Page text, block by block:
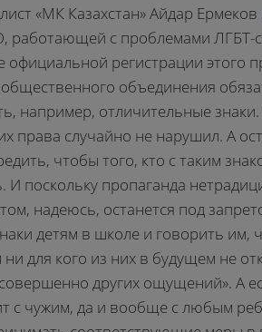
«МК Казахстан» Айдар Ермеков
работающей с проблемами ЛГБТ-
официальной регистрации этого
объединения
например, отличительные
права случайно не нарушил. А
чтобы того, кто с таким
И поскольку пропаганда
надеюсь, останется под
детям в школе и говорить им,
для кого из них в будущем не
других ощущений». А
с чужим, да и вообще с любым